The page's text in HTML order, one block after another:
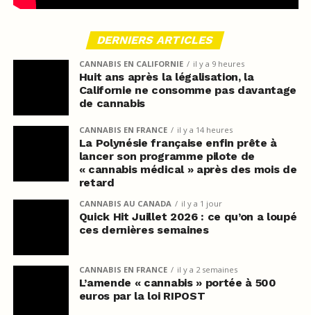
DERNIERS ARTICLES
CANNABIS EN CALIFORNIE il y a 9 heures
Huit ans après la légalisation, la
Californie ne consomme pas davantage
de cannabis
CANNABIS EN FRANCE il y a 14 heures
La Polynésie française enfin prête à
lancer son programme pilote de
« cannabis médical » après des mois de
retard
CANNABIS AU CANADA il y a 1 jour
Quick Hit Juillet 2026 : ce qu’on a loupé
ces dernières semaines
CANNABIS EN FRANCE il y a 2 semaines
L’amende « cannabis » portée à 500
euros par la loi RIPOST